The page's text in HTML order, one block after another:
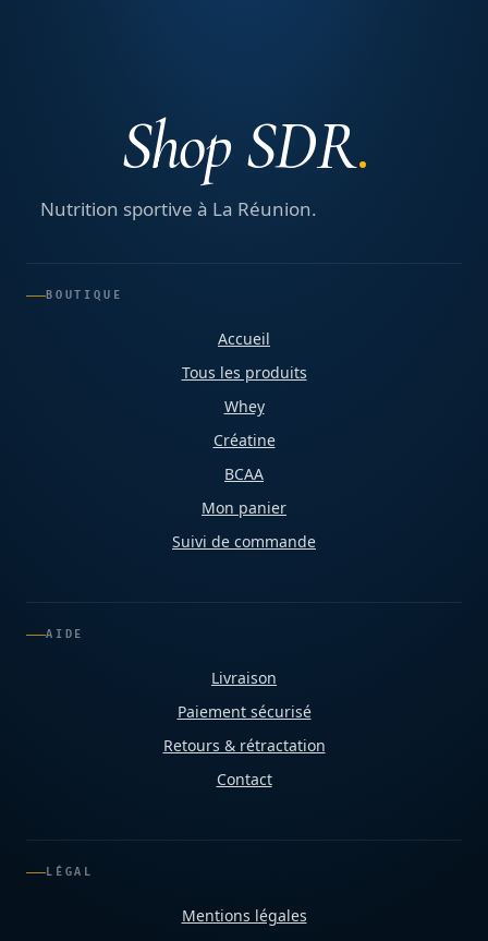
Shop SDR
Nutrition sportive à La Réunion.
BOUTIQUE
Accueil
Tous les produits
Whey
Créatine
BCAA
Mon panier
Suivi de commande
AIDE
Livraison
Paiement sécurisé
Retours & rétractation
Contact
LÉGAL
Mentions légales